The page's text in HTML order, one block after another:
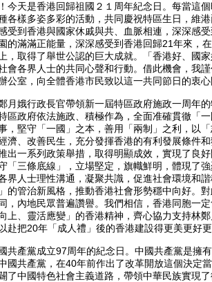
天是香港回歸祖國２１周年紀念日。每當這個
各樣多姿多彩的活動，共同慶祝特區生日，維
受到香港與國家休戚與共、血脈相連，深深感
的滿滿正能量，深深感受到香港回歸21年來，
，取得了舉世公認的巨大成就。「香港好、國
會各界人士的共同心聲和行動。借此機會，我
公室，向全體香港市民致以這一共同節日的衷心
娥行政長官帶領新一屆特區政府施政一周年的
區政府依法施政、積極作為，全面准確貫徹「
，堅守「一國」之本，善用「兩制」之利，以
濟、改善民生，充分發揮香港的有利發展條件
出一系列政策舉措，取得明顯成效，實現了良
「三條底線」，立場堅定，旗幟鮮明，體現了
界人士理性溝通，凝聚共識，促進社會環境和諧
的管治新風格，推動香港社會形勢穩中向好。
，內地民眾普遍讚譽。我們相信，香港同胞一定
上、靈活應變」的香港精神，齊心協力支持林
赴把20年「成人禮」後的香港建設得更美更好更
產黨成立97周年的紀念日。中國共產黨是擁
國共產黨，在40年前作出了改革開放這個決定
了中國特色社會主義道路，帶領中華民族實現